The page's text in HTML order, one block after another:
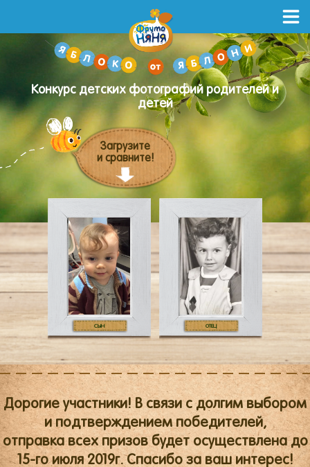
Загрузите
и сравните!
Конкурс детских фотографий родителей и
детей
СЫН ОТЕЦ
Дорогие участники! В связи с долгим выбором
и подтверждением победителей,
отправка всех призов будет осуществлена до
15-го июля 2019г. Спасибо за ваш интерес!